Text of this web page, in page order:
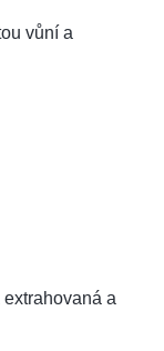
vůní a
a